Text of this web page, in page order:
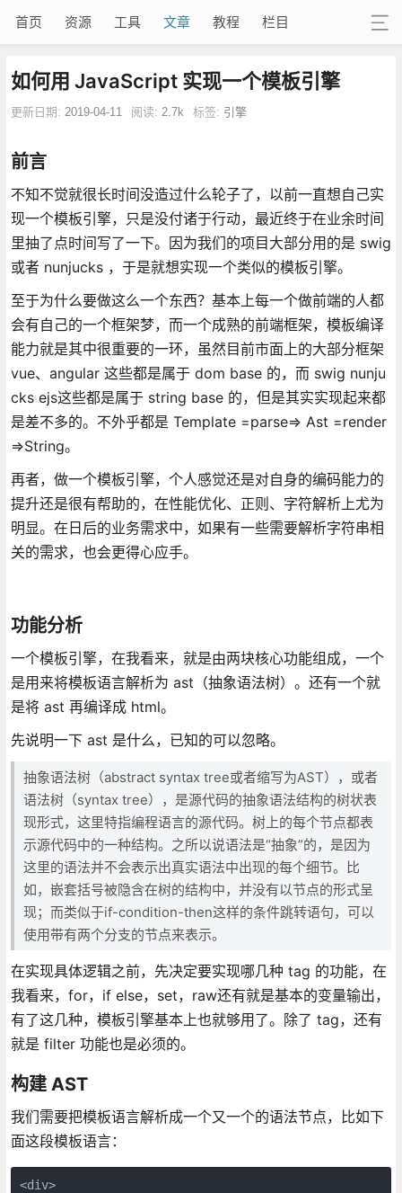
首页 资源 工具 文章 教程 栏目
如何用 JavaScript 实现一个模板引擎
更新日期: 2019-04-11 阅读: 2.7k 标签: 引擎
前言
不知不觉就很长时间没造过什么轮子了，以前一直想自己实
现一个模板引擎，只是没付诸于行动，最近终于在业余时间
里抽了点时间写了一下。因为我们的项目大部分用的是 swig
或者 nunjucks ，于是就想实现一个类似的模板引擎。
至于为什么要做这么一个东西？基本上每一个做前端的人都
会有自己的一个框架梦，而一个成熟的前端框架，模板编译
能力就是其中很重要的一环，虽然目前市面上的大部分框架
vue、angular 这些都是属于 dom base 的，而 swig nunju
cks ejs这些都是属于 string base 的，但是其实实现起来都
是差不多的。不外乎都是 Template =parse=> Ast =render
=>String。
再者，做一个模板引擎，个人感觉还是对自身的编码能力的
提升还是很有帮助的，在性能优化、正则、字符解析上尤为
明显。在日后的业务需求中，如果有一些需要解析字符串相
关的需求，也会更得心应手。
功能分析
一个模板引擎，在我看来，就是由两块核心功能组成，一个
是用来将模板语言解析为 ast（抽象语法树）。还有一个就
是将 ast 再编译成 html。
先说明一下 ast 是什么，已知的可以忽略。
抽象语法树（abstract syntax tree或者缩写为AST），或者
语法树（syntax tree），是源代码的抽象语法结构的树状表
现形式，这里特指编程语言的源代码。树上的每个节点都表
示源代码中的一种结构。之所以说语法是“抽象”的，是因为
这里的语法并不会表示出真实语法中出现的每个细节。比
如，嵌套括号被隐含在树的结构中，并没有以节点的形式呈
现；而类似于if-condition-then这样的条件跳转语句，可以
使用带有两个分支的节点来表示。
在实现具体逻辑之前，先决定要实现哪几种 tag 的功能，在
我看来，for，if else，set，raw还有就是基本的变量输出，
有了这几种，模板引擎基本上也就够用了。除了 tag，还有
就是 filter 功能也是必须的。
构建 AST
我们需要把模板语言解析成一个又一个的语法节点，比如下
面这段模板语言：
<div>